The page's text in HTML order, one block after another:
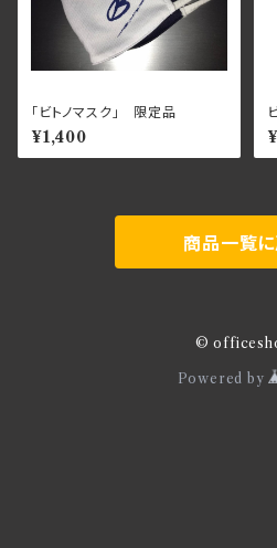
「ビトノマスク」 限定品
¥1,400
商品一覧
©
Powered by